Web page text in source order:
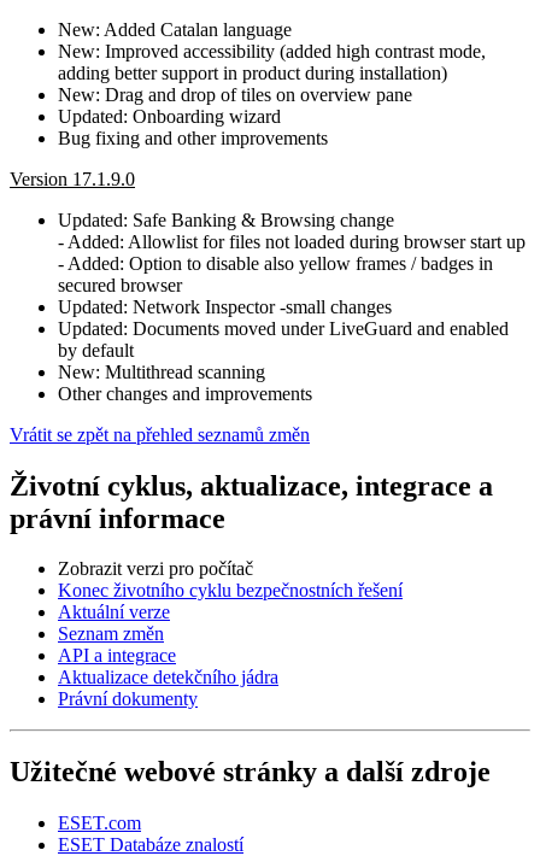
New: Added Catalan language
New: Improved accessibility (added high contrast mode,
adding better support in product during installation)
New: Drag and drop of tiles on overview pane
Updated: Onboarding wizard
Bug fixing and other improvements
Version 17.1.9.0
Updated: Safe Banking & Browsing change
- Added: Allowlist for files not loaded during browser start up
- Added: Option to disable also yellow frames / badges in
secured browser
Updated: Network Inspector -small changes
Updated: Documents moved under LiveGuard and enabled
by default
New: Multithread scanning
Other changes and improvements
Vrátit se zpět na přehled seznamů změn
Životní cyklus, aktualizace, integrace a
právní informace
Zobrazit verzi pro počítač
Konec životního cyklu bezpečnostních řešení
Aktuální verze
Seznam změn
API a integrace
Aktualizace detekčního jádra
Právní dokumenty
Užitečné webové stránky a další zdroje
ESET.com
ESET Databáze znalostí